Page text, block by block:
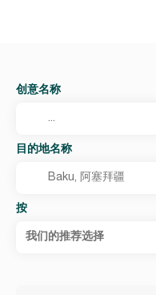
创意名称
目的地名称
按
我们的推荐选择